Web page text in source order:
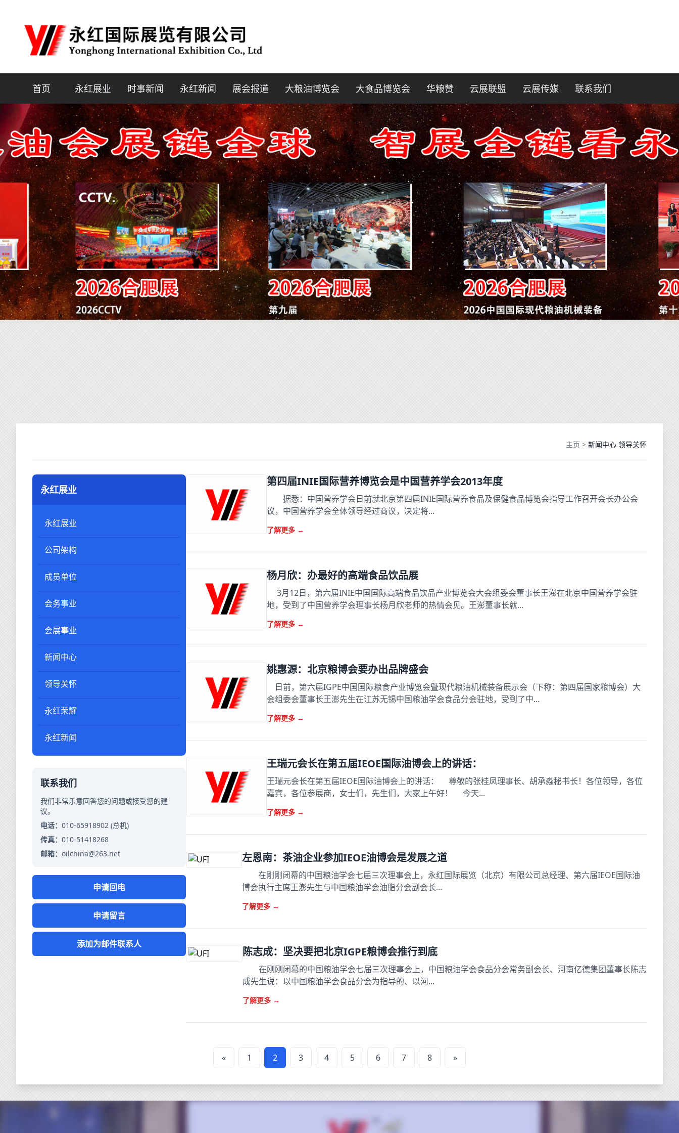
首页 永红展业 时事新闻 永红新闻 展会报道 大粮油博览会 大食品博览会 华粮赞 云展联盟 云展传媒 联系我们
主页 > 新闻中心 领导关怀
永红展业
永红展业
公司架构
成员单位
会务事业
会展事业
新闻中心
领导关怀
永红荣耀
永红新闻
联系我们
我们非常乐意回答您的问题或接受您的建
议。
电话： 010-65918902 (总机)
传真： 010-51418268
邮箱： oilchina@263.net
申请回电
申请留言
添加为邮件联系人
第四届INIE国际营养博览会是中国营养学会2013年度
据悉：中国营养学会日前就北京第四届INIE国际营养食品及保健食品博览会指导工作召开会长办公会
议，中国营养学会全体领导经过商议，决定将...
了解更多 →
杨月欣：办最好的高端食品饮品展
3月12日，第六届INIE中国国际高端食品饮品产业博览会大会组委会董事长王澎在北京中国营养学会驻
地，受到了中国营养学会理事长杨月欣老师的热情会见。王澎董事长就...
了解更多 →
姚惠源：北京粮博会要办出品牌盛会
日前，第六届IGPE中国国际粮食产业博览会暨现代粮油机械装备展示会（下称：第四届国家粮博会）大
会组委会董事长王澎先生在江苏无锡中国粮油学会食品分会驻地，受到了中...
了解更多 →
王瑞元会长在第五届IEOE国际油博会上的讲话：
王瑞元会长在第五届IEOE国际油博会上的讲话： 尊敬的张桂凤理事长、胡承淼秘书长！各位领导，各位
嘉宾，各位参展商，女士们，先生们，大家上午好！ 今天...
了解更多 →
左恩南：茶油企业参加IEOE油博会是发展之道
在刚刚闭幕的中国粮油学会七届三次理事会上，永红国际展览（北京）有限公司总经理、第六届IEOE国际油
博会执行主席王澎先生与中国粮油学会油脂分会副会长...
了解更多 →
陈志成：坚决要把北京IGPE粮博会推行到底
在刚刚闭幕的中国粮油学会七届三次理事会上，中国粮油学会食品分会常务副会长、河南亿德集团董事长陈志
成先生说：以中国粮油学会食品分会为指导的、以河...
了解更多 →
« 1 2 3 4 5 6 7 8 »